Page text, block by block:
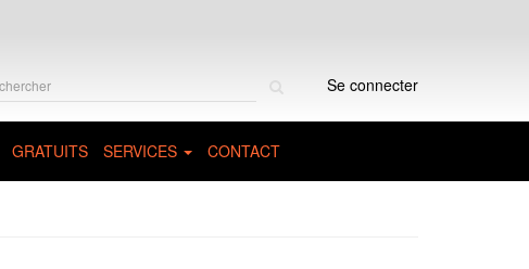
Se connecter
GRATUITS SERVICES CONTACT